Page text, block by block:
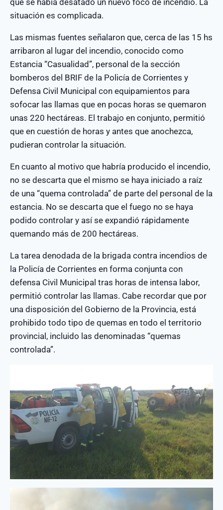
que se había desatado un nuevo foco de incendio. La
situación es complicada.
Las mismas fuentes señalaron que, cerca de las 15 hs
arribaron al lugar del incendio, conocido como
Estancia “Casualidad”, personal de la sección
bomberos del BRIF de la Policía de Corrientes y
Defensa Civil Municipal con equipamientos para
sofocar las llamas que en pocas horas se quemaron
unas 220 hectáreas. El trabajo en conjunto, permitió
que en cuestión de horas y antes que anochezca,
pudieran controlar la situación.
En cuanto al motivo que habría producido el incendio,
no se descarta que el mismo se haya iniciado a raíz
de una “quema controlada” de parte del personal de la
estancia. No se descarta que el fuego no se haya
podido controlar y así se expandió rápidamente
quemando más de 200 hectáreas.
La tarea denodada de la brigada contra incendios de
la Policía de Corrientes en forma conjunta con
defensa Civil Municipal tras horas de intensa labor,
permitió controlar las llamas. Cabe recordar que por
una disposición del Gobierno de la Provincia, está
prohibido todo tipo de quemas en todo el territorio
provincial, incluido las denominadas “quemas
controlada”.